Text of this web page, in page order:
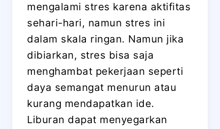
mengalami stres karena aktifitas
sehari-hari, namun stres ini
dalam skala ringan. Namun jika
dibiarkan, stres bisa saja
menghambat pekerjaan seperti
daya semangat menurun atau
kurang mendapatkan ide.
Liburan dapat menyegarkan